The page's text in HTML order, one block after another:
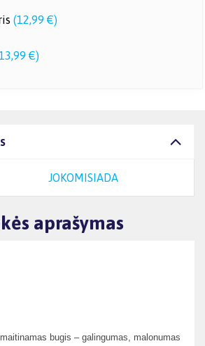
(12,99 €)
€)
JOKOMISIADA
aprašymas
bugis – galingumas, malonumas